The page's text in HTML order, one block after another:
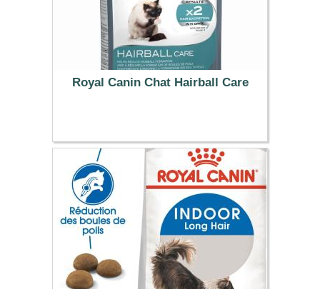
Royal Canin Chat Hairball Care
20.99 €